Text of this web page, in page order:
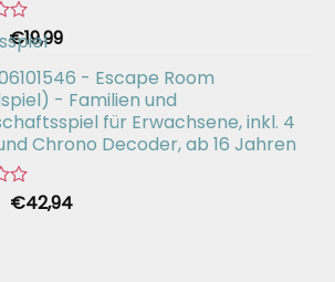
Ursprünglicher
Preis
war:
€26,99
€19,99Aktueller
ist:
€19,99.
- Escape Room
- Familien und
für Erwachsene, inkl. 4
Chrono Decoder, ab 16 Jahren
Ursprünglicher
€42,94Aktueller